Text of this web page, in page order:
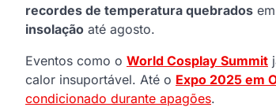
recordes de temperatura quebrados
insolação até agosto.
Eventos como o World Cosplay Summit
calor insuportável. Até o Expo 2025 em
condicionado durante apagões.